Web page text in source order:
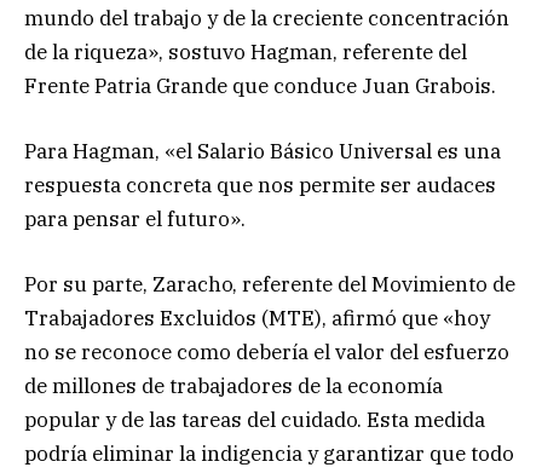
mundo del trabajo y de la creciente concentración
de la riqueza», sostuvo Hagman, referente del
Frente Patria Grande que conduce Juan Grabois.
Para Hagman, «el Salario Básico Universal es una
respuesta concreta que nos permite ser audaces
para pensar el futuro».
Por su parte, Zaracho, referente del Movimiento de
Trabajadores Excluidos (MTE), afirmó que «hoy
no se reconoce como debería el valor del esfuerzo
de millones de trabajadores de la economía
popular y de las tareas del cuidado. Esta medida
podría eliminar la indigencia y garantizar que todo